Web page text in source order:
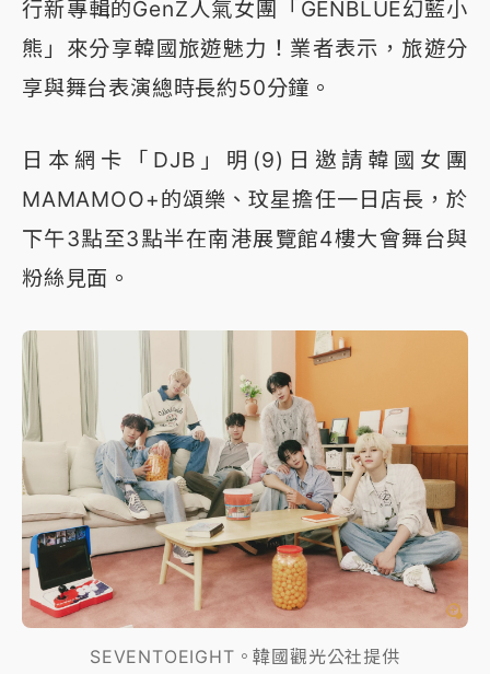
行新專輯的GenZ人氣女團「GENBLUE幻藍小
熊」來分享韓國旅遊魅力！業者表示，旅遊分
享與舞台表演總時長約50分鐘。
日本網卡「DJB」明(9)日邀請韓國女團
MAMAMOO+的頌樂、玟星擔任一日店長，於
下午3點至3點半在南港展覽館4樓大會舞台與
粉絲見面。
SEVENTOEIGHT。韓國觀光公社提供